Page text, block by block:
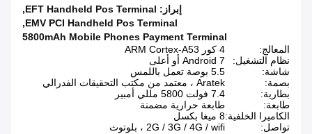
إبراز: EFT Handheld Pos Terminal
,
EMV PCI Handheld Pos Terminal
,
5800mAh Mobile Phones Payment Terminal
المعالج:
4 كور ARM Cortex-A53
نظام التشغيل:
Android 7 أو أعلى
شاشة:
5.5 بوصة تعمل باللمس
بصمة:
Aratek ، معتمد من مكتب التحقيقات الفدرالي
بطارية:
7.4 فولت 5800 مللي أمبير
طابعة:
طابعة حرارية مضمنة
الكاميرا الخلفية:8 ميغا بكسل
تواصل:
2G / 3G / 4G / wifi ، بلوتوث